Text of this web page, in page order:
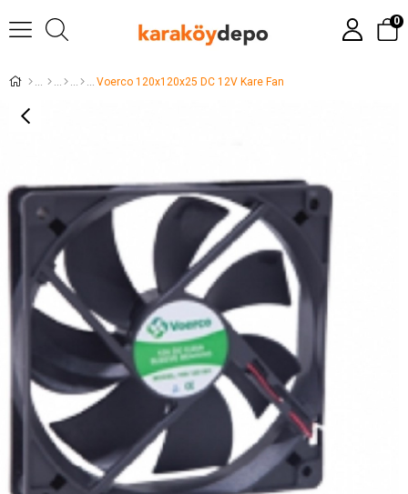
0
Voerco 120x120x25 DC 12V Kare Fan